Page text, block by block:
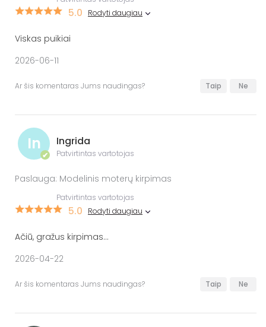
5.0 Rodyti daugiau
Viskas puikiai
2026-06-11
Ar šis komentaras Jums naudingas? Taip Ne
In
✔
Ingrida
Patvirtintas vartotojas
Paslauga: Modelinis moterų kirpimas
Patvirtintas vartotojas
5.0 Rodyti daugiau
Ačiū, gražus kirpimas...
2026-04-22
Ar šis komentaras Jums naudingas? Taip Ne